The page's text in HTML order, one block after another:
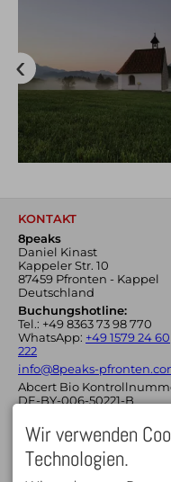
KONTAKT
8peaks
Daniel Kinast
Kappeler Str. 10
87459 Pfronten - Kappel
Deutschland
Buchungshotline:
Tel.: +49 8363 73 98 770
WhatsApp: +49 1579 24 60
222
info@8peaks-
Abcert Bio
DE-BY-006-50221-B
Wir suchen
für die Zimmerreinigung:
Minijob oder Teilzeit
Wir verwenden
Technologien.